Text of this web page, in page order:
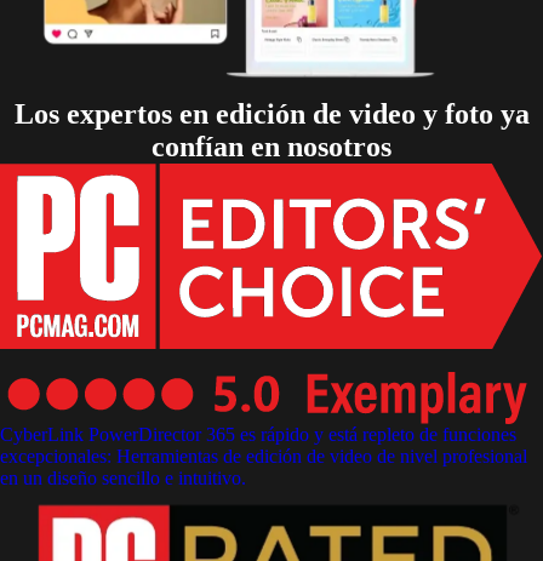
Los expertos en edición de video y foto ya
confían en nosotros
CyberLink PowerDirector 365 es rápido y está repleto de funciones
excepcionales: Herramientas de edición de video de nivel profesional
en un diseño sencillo e intuitivo.